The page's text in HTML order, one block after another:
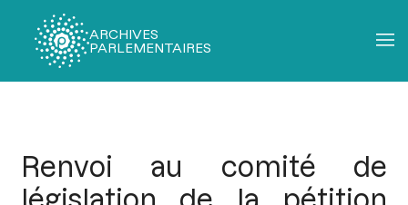
ARCHIVES
PARLEMENTAIRES
Renvoi au comité de